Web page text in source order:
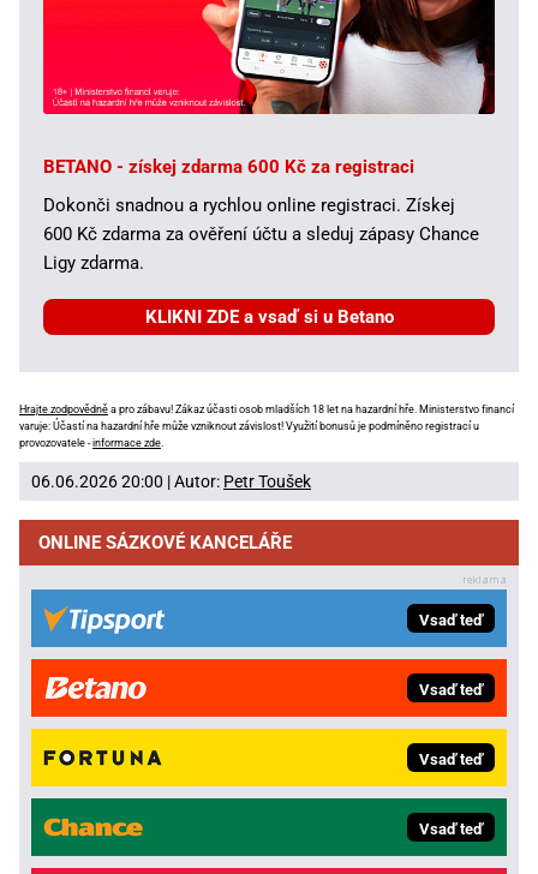
BETANO - získej zdarma 600 Kč za registraci
Dokonči snadnou a rychlou online registraci. Získej
600 Kč zdarma za ověření účtu a sleduj zápasy Chance
Ligy zdarma.
KLIKNI ZDE a vsaď si u Betano
Hrajte zodpovědně a pro zábavu! Zákaz účasti osob mladších 18 let na hazardní hře. Ministerstvo financí
varuje: Účastí na hazardní hře může vzniknout závislost! Využití bonusů je podmíněno registrací u
provozovatele -informace zde
06.06.2026 20:00 | Autor: Petr Toušek
ONLINE SÁZKOVÉ KANCELÁŘE
Vsaď teď
Vsaď teď
Vsaď teď
Vsaď teď